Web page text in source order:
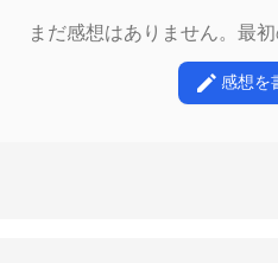
まだ感想はありません。最
感想を